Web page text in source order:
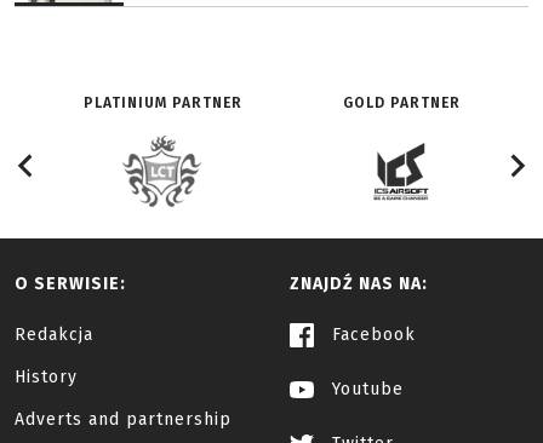
PLATINIUM PARTNER GOLD PARTNER
O SERWISIE:
Redakcja
History
Adverts and partnership
ZNAJDŹ NAS NA:
Facebook
Youtube